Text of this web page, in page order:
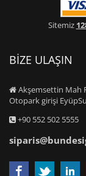
Sitemiz
BİZE ULAŞIN
Akşemsettin Mah
Otopark girişi
+90 552 502 5555